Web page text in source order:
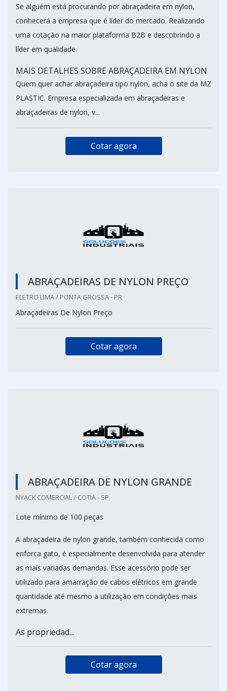
Se alguém está procurando por abraçadeira em nylon,
conhecerá a empresa que é líder do mercado. Realizando
uma cotação na maior plataforma B2B e descobrindo a
líder em qualidade.
MAIS DETALHES SOBRE ABRAÇADEIRA EM NYLON
Quem quer achar abraçadeira tipo nylon, acha o site da MZ
PLASTIC. Empresa especializada em abraçadeiras e
abraçadeiras de nylon, v...
Cotar agora
ABRAÇADEIRAS DE NYLON PREÇO
ELETRO LIMA / PONTA GROSSA - PR
Abraçadeiras De Nylon Preço
Cotar agora
ABRAÇADEIRA DE NYLON GRANDE
NYACK COMERCIAL / COTIA - SP
Lote mínimo de 100 peças
A abraçadeira de nylon grande, também conhecida como
enforca gato, é especialmente desenvolvida para atender
as mais variadas demandas. Esse acessório pode ser
utilizado para amarração de cabos elétricos em grande
quantidade até mesmo a utilização em condições mais
extremas.
As propriedad...
Cotar agora